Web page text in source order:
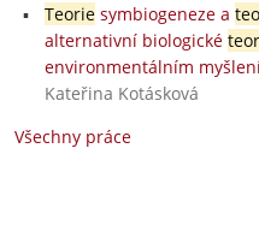
Teoriesymbiogeneze a
alternativní biologické
environmentálním
Kateřina Kotásková
Všechny práce